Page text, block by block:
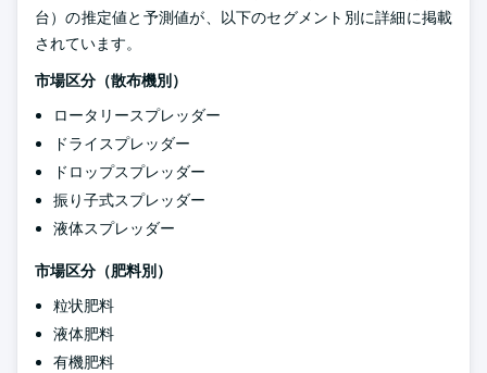
台）の推定値と予測値が、以下のセグメント別に詳細に掲載
されています。
市場区分（散布機別）
ロータリースプレッダー
ドライスプレッダー
ドロップスプレッダー
振り子式スプレッダー
液体スプレッダー
市場区分（肥料別）
粒状肥料
液体肥料
有機肥料